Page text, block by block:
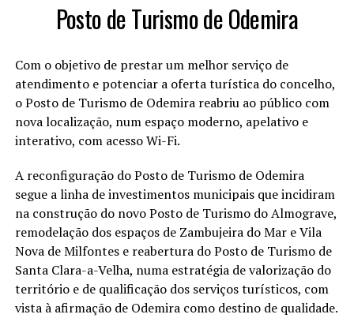
Posto de Turismo de Odemira
Com o objetivo de prestar um melhor serviço de
atendimento e potenciar a oferta turística do concelho,
o Posto de Turismo de Odemira reabriu ao público com
nova localização, num espaço moderno, apelativo e
interativo, com acesso Wi-Fi.
A reconfiguração do Posto de Turismo de Odemira
segue a linha de investimentos municipais que incidiram
na construção do novo Posto de Turismo do Almograve,
remodelação dos espaços de Zambujeira do Mar e Vila
Nova de Milfontes e reabertura do Posto de Turismo de
Santa Clara-a-Velha, numa estratégia de valorização do
território e de qualificação dos serviços turísticos, com
vista à afirmação de Odemira como destino de qualidade.